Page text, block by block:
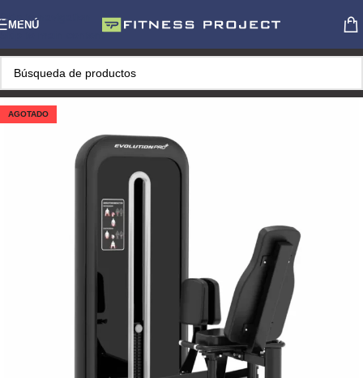
Skip to navigation
Skip to main content
MENÚ
AGOTADO